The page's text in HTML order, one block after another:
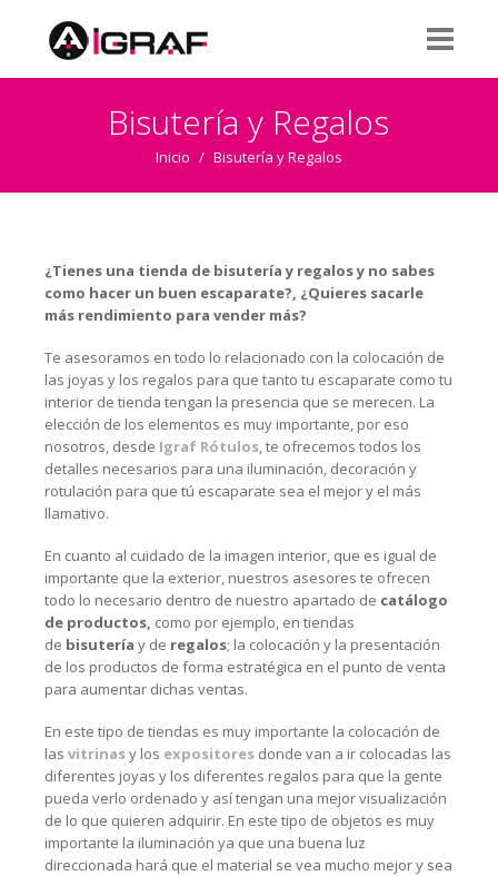
Bisutería y Regalos
Inicio / Bisutería y Regalos
¿Tienes una tienda de bisutería y regalos y no sabes
como hacer un buen escaparate?, ¿Quieres sacarle
más rendimiento para vender más?
Te asesoramos en todo lo relacionado con la colocación de
las joyas y los regalos para que tanto tu escaparate como tu
interior de tienda tengan la presencia que se merecen. La
elección de los elementos es muy importante, por eso
nosotros, desde Igraf Rótulos, te ofrecemos todos los
detalles necesarios para una iluminación, decoración y
rotulación para que tú escaparate sea el mejor y el más
llamativo.
En cuanto al cuidado de la imagen interior, que es igual de
importante que la exterior, nuestros asesores te ofrecen
todo lo necesario dentro de nuestro apartado de catálogo
de productos, como por ejemplo, en tiendas
de bisutería y de regalos; la colocación y la presentación
de los productos de forma estratégica en el punto de venta
para aumentar dichas ventas.
En este tipo de tiendas es muy importante la colocación de
las vitrinasy los expositores donde van a ir colocadas las
diferentes joyas y los diferentes regalos para que la gente
pueda verlo ordenado y así tengan una mejor visualización
de lo que quieren adquirir. En este tipo de objetos es muy
importante la iluminación ya que una buena luz
direccionada hará que el material se vea mucho mejor y sea